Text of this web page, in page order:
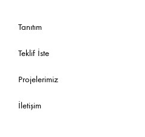
Tanıtım
Teklif İste
Projelerimiz
İletişim